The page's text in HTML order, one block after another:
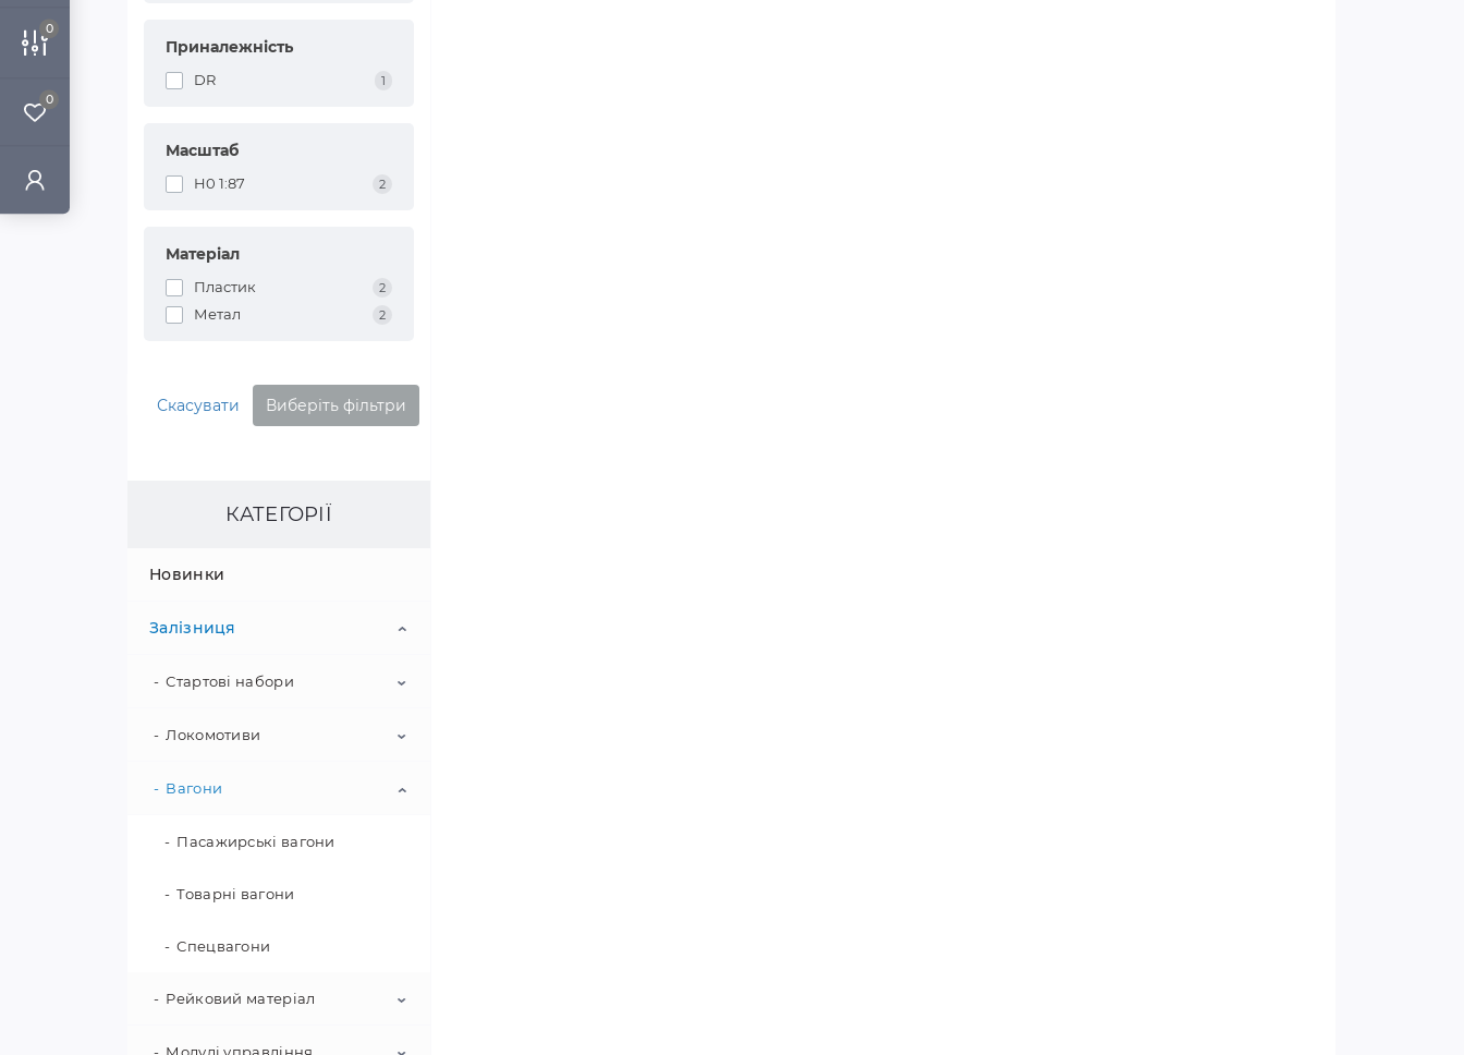
0
0
Приналежність
DR 1
Масштаб
H0 1:87 2
Матеріал
Пластик 2
Метал 2
Скасувати Виберіть фільтри
КАТЕГОРІЇ
Новинки
Залізниця
Стартові набори
Аналогові набори
Цифрові набори
Локомотиви
Паровози
Електровози
Тепловози (дизелі)
Спеціалізований
Вагони
Пасажирські вагони
Товарні вагони
Спецвагони
Рейковий матеріал